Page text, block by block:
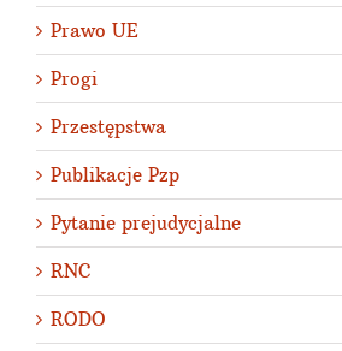
Prawo UE
Progi
Przestępstwa
Publikacje Pzp
Pytanie prejudycjalne
RNC
RODO